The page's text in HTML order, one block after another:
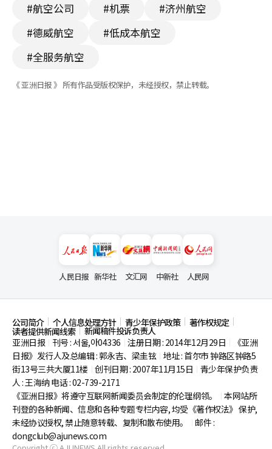
#航空公司
#机票
#济州航空
#德威航空
#低成本航空
#全服务航空
《 亚洲日报 》 所有作品受版权保护，未经授权，禁止转载。
人民日报 新华社 文汇网 中新社 人民网
公司简介 个人信息处理方针 青少年保护政策 著作权规定
读者提供新闻线索
新闻稿件投诉负责人
亚洲日报
刊号 : 서울,아04336 注册日期 : 2014年12月29日
《亚洲
日报》发行人及总编辑 : 郭永吉、梁圭铉 地址 : 首尔市钟路区钟路5
街13号三共大厦11楼 创刊日期 : 2007年11月15日
青少年保护负责
人 : 王海纳 电话 : 02-739-2171
《亚洲日报》将遵守互联网新闻委员会制定的伦理纲领。
本网站所
刊登的各种新闻、信息和各种专题专栏内容, 均受《著作权法》 保护,
未经协议授权, 禁止随意转载、复制和散布使用。
邮件 :
dongclub@ajunews.com